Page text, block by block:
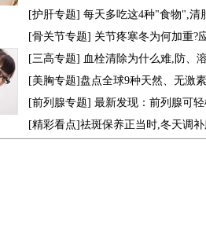
[护肝专题] 每天多吃这4种"食物",清
[骨关节专题] 关节疼寒冬为何加重?
[三高专题] 血栓清除为什么难,防、
[美胸专题]盘点全球9种天然、无激
[前列腺专题] 最新发现：前列腺可
[精彩看点]祛斑保养正当时,冬天调